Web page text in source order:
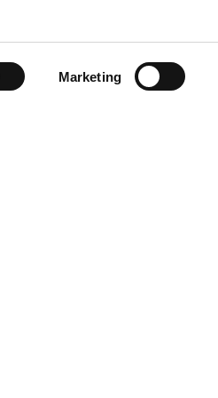
Marketing